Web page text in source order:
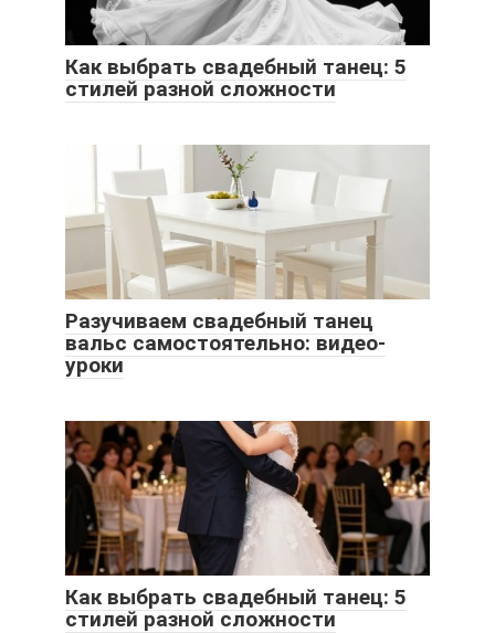
Как выбрать свадебный танец: 5
стилей разной сложности
Разучиваем свадебный танец
вальс самостоятельно: видео-
уроки
Как выбрать свадебный танец: 5
стилей разной сложности